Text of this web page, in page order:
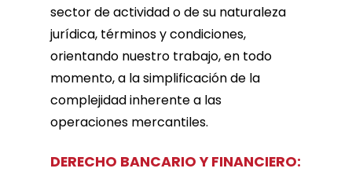
sector de actividad o de su naturaleza
jurídica, términos y condiciones,
orientando nuestro trabajo, en todo
momento, a la simplificación de la
complejidad inherente a las
operaciones mercantiles.
DERECHO BANCARIO Y FINANCIERO: